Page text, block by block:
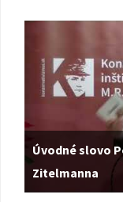
Úvodné slovo
Zitelmanna